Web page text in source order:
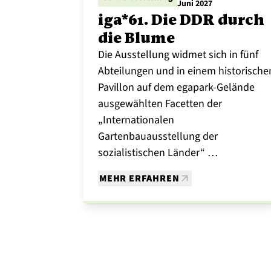
Juni 2027
iga*61. Die DDR durch
die Blume
Die Ausstellung widmet sich in fünf
Abteilungen und in einem
Pavillon auf dem egapark-Gelände
ausgewählten Facetten der
„Internationalen
Gartenbauausstellung der
sozialistischen Länder“ …
MEHR ERFAHREN